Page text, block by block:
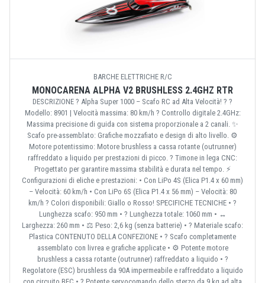
BARCHE ELETTRICHE R/C
MONOCARENA ALPHA V2 BRUSHLESS 2.4GHZ RTR
DESCRIZIONE ? Alpha Super 1000 – Scafo RC ad Alta Velocità! ? ?
Modello: 8901 | Velocità massima: 80 km/h ? Controllo digitale 2.4GHz:
Massima precisione di guida con sistema proporzionale a 2 canali. ✨
Scafo pre-assemblato: Grafiche mozzafiato e design di alto livello. ⚙️
Motore potentissimo: Motore brushless a cassa rotante (outrunner)
raffreddato a liquido per prestazioni di picco. ? Timone in lega CNC:
Progettato per garantire massima stabilità e durata nel tempo. ⚡
Configurazioni di eliche e prestazioni: • Con LiPo 4S (Elica P1.4 x 60 mm)
– Velocità: 60 km/h • Con LiPo 6S (Elica P1.4 x 56 mm) – Velocità: 80
km/h ? Colori disponibili: Giallo o Rosso! SPECIFICHE TECNICHE • ?
Lunghezza scafo: 950 mm • ? Lunghezza totale: 1060 mm • ↔️
Larghezza: 260 mm • ⚖️ Peso: 2,6 kg (senza batterie) • ?️ Materiale scafo:
Plastica CONTENUTO DELLA CONFEZIONE • ? Scafo completamente
assemblato con livrea e grafiche applicate • ⚙️ Potente motore
brushless a cassa rotante (outrunner) raffreddato a liquido • ?
Regolatore (ESC) brushless da 90A impermeabile e raffreddato a liquido